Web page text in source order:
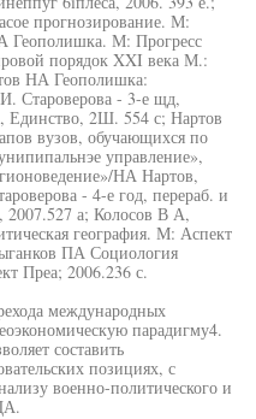
прогнозирование. М:
Геополишка. М: Прогресс
порядок XXI века М.:
НА Геополишка:
Староверова - 3-е щд,
2Ш. 554 с; Нартов
вузов, обучающихся по
управление»,
НА Нартов,
- 4-е год, перераб. и
а; Колосов В А,
география. М: Аспект
ПА Социология
Преа; 2006.236 с.
международных
парадигму4.
составить
позициях, с
военно-политического и